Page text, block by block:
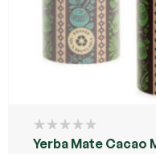
Yerba Mate Cacao